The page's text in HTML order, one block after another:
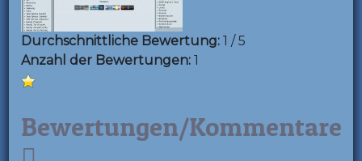
Durchschnittliche Bewertung: 1 / 5
Anzahl der Bewertungen: 1
Bewertungen/Kommentare